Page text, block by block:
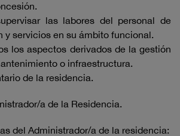
las labores del personal de
y servicios en su ámbito funcional.
los aspectos derivados de la gestión
o infraestructura.
de la residencia.
a de la Residencia.
del Administrador/a de la residencia: